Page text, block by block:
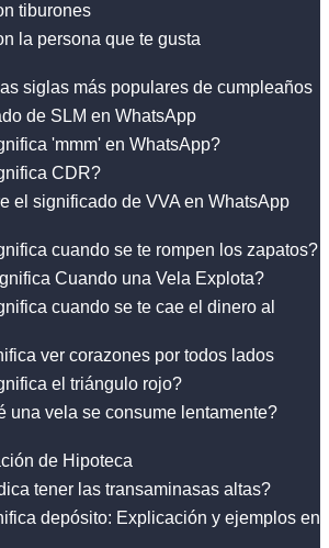
tiburones
la persona que te gusta
siglas más populares de cumpleaños
de SLM en WhatsApp
'mmm' en WhatsApp?
CDR?
el significado de VVA en WhatsApp
cuando se te rompen los zapatos?
Cuando una Vela Explota?
cuando se te cae el dinero al
ver corazones por todos lados
el triángulo rojo?
una vela se consume lentamente?
de Hipoteca
tener las transaminasas altas?
depósito: Explicación y ejemplos en